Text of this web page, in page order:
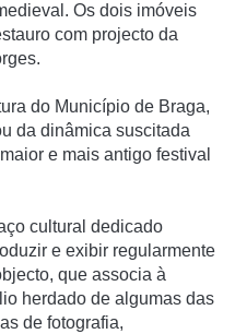
Os dois imóveis
com projecto da
do Municí­pio de Braga,
da dinâmica suscitada
e mais antigo festival
cultural dedicado
e exibir regularmente
que associa à
herdado de algumas das
de fotografia,